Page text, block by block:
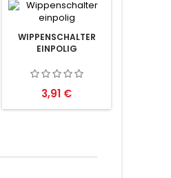
WIPPENSCHALTER
EINPOLIG
Preis
3,91 €